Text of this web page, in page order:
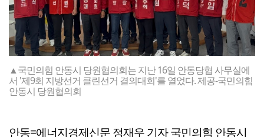
▲국민의힘 안동시 당원협의회는 지난 16일 안동당협 사무실에
서 '제9회 지방선거 클린선거 결의대회'를 열었다. 제공-국민의힘
안동시 당원협의회
안동=에너지경제신문 정재우 기자 국민의힘 안동시